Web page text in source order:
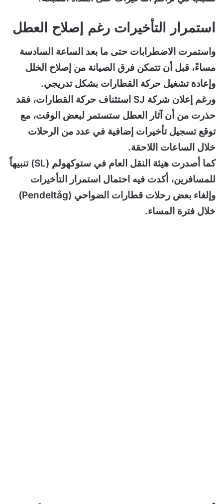
استمرار التأخيرات رغم إصلاح العطل
واستمرت الاضطرابات حتى ما بعد الساعة السادسة
مساءً، قبل أن تتمكن فرق الصيانة من إصلاح الخلل
وإعادة تشغيل حركة القطارات بشكل تدريجي.
ورغم إعلان شركة SJ استئناف حركة القطارات، فقد
حذرت من أن آثار العطل ستستمر لبعض الوقت، مع
توقع تسجيل تأخيرات إضافية في عدد من الرحلات
خلال الساعات اللاحقة.
كما أصدرت هيئة النقل العام في ستوكهولم (SL) تنبيهاً
للمسافرين، أكدت فيه احتمال استمرار التأخيرات
وإلغاء بعض رحلات قطارات الضواحي (Pendeltåg)
خلال فترة المساء.